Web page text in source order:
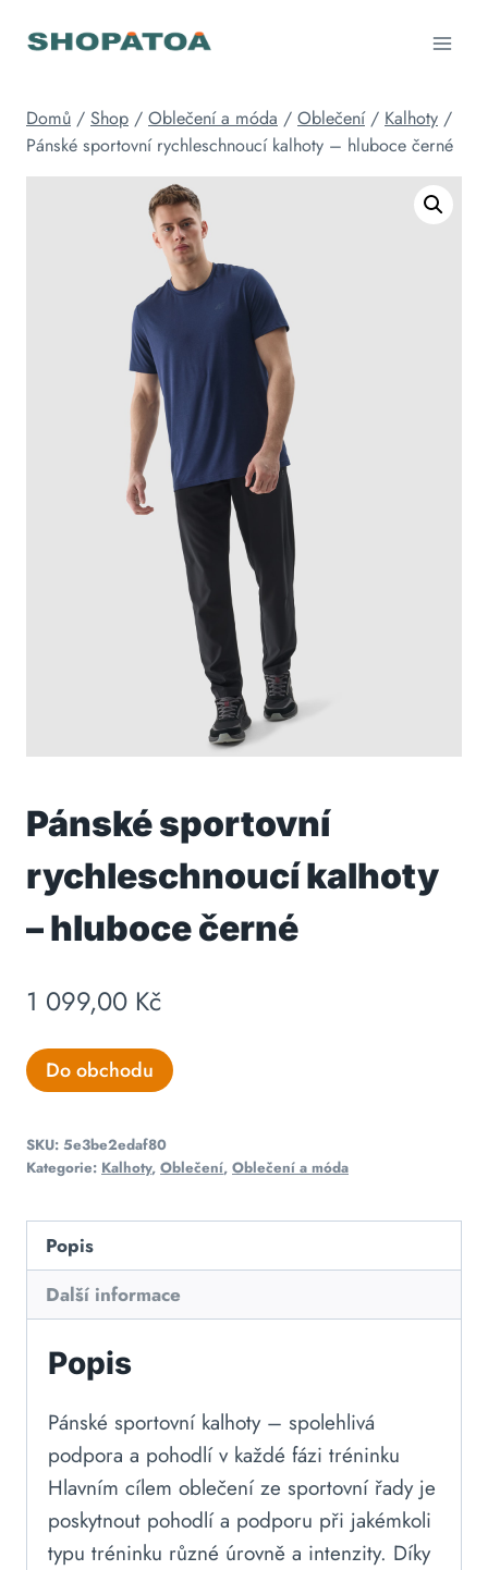
Domů / Shop / Oblečení a móda / Oblečení / Kalhoty /
Pánské sportovní rychleschnoucí kalhoty – hluboce černé
Pánské sportovní
rychleschnoucí kalhoty
– hluboce černé
1 099,00 Kč
Do obchodu
SKU: 5e3be2edaf80
Kategorie: Kalhoty, Oblečení, Oblečení a móda
Popis
Další informace
Popis
Pánské sportovní kalhoty – spolehlivá
podpora a pohodlí v každé fázi tréninku
Hlavním cílem oblečení ze sportovní řady je
poskytnout pohodlí a podporu při jakémkoli
typu tréninku různé úrovně a intenzity. Díky